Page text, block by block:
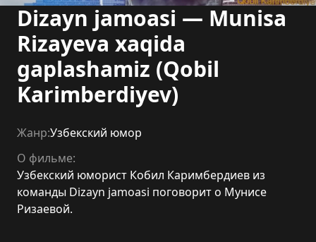
Dizayn jamoasi — Munisa
Rizayeva xaqida
gaplashamiz (Qobil
Karimberdiyev)
Жанр:Узбекский юмор
О фильме:
Узбекский юморист Кобил Каримбердиев из
команды Dizayn jamoasi поговорит о Мунисе
Ризаевой.